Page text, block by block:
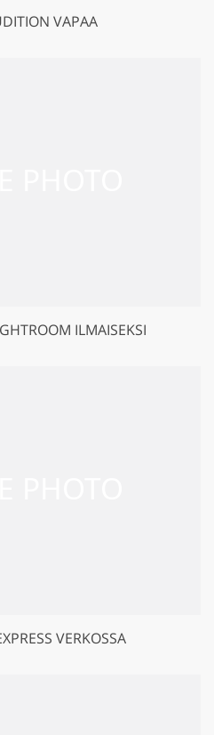
VAPAA
ILMAISEKSI
VERKOSSA